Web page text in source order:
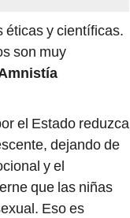
éticas y científicas.
son muy
el Estado reduzca
dejando de
y el
que las niñas
Eso es